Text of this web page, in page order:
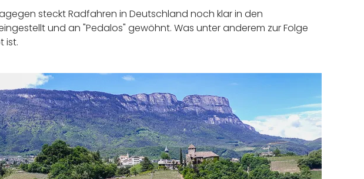
steckt Radfahren in Deutschland noch klar in den
und an "Pedalos" gewöhnt. Was unter anderem zur Folge
ist.